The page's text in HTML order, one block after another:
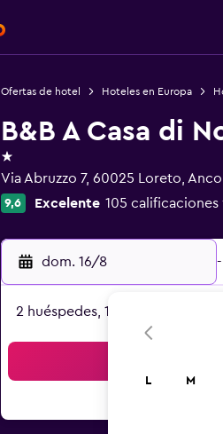
Ofertas de hotel Hoteles en Europa
B&B A Casa di
1 estrella
Via Abruzzo 7, 60025 Loreto,
9,6 Excelente 105 calificaciones
dom. 16/8 -
2 huéspedes, 1 habitación
L M